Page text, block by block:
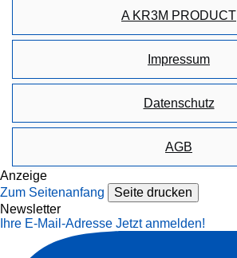
A KR3M PRODUCT
Impressum
Datenschutz
AGB
Anzeige
Zum Seitenanfang
Seite drucken
Newsletter
Ihre E-Mail-Adresse Jetzt anmelden!